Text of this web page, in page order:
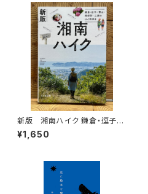
新版 湘南ハイク 鎌倉・逗子・
葉山・横須賀・三浦の山と海歩き
¥1,650